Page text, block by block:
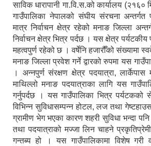
साविक धारापानी गा.वि.स.को कार्यालय (२१६०
गाउँपालिका नेपालको संघीय संरचना अन्तर्गत
मात्र निर्वाचन क्षेत्र रहेको मनाङ जिल्ला
निर्वाचन क्षेत्र भित्र पर्दछ । यस क्षेत्र
महत्वपुर्ण रहेको छ । वर्षेनि हजारौँको संख्यामा
मनाङ जिल्ला प्रवेश गर्ने द्वारको रुपमा यस
। अन्नपुर्ण संरक्षण क्षेत्र पदयात्रा,
माथिल्लो मनाङ पदयात्राका लागि यस
गर्नुपर्दछ । यस गाउँपालिका भित्र पर्यटकको
विभिन्न सुविधासम्पन्न होटल, लज तथा
ग्रामीण भेग भएका कारण शहरी सुविधा भन्दा
तथा पदयात्राको मज्जा लिन चाहने
गन्तब्य हो । यस गाउँपालिकामा विशेष गरी